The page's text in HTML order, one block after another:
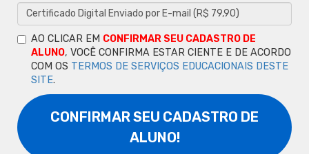
AO CLICAR EM CONFIRMAR SEU CADASTRO DE
ALUNO, VOCÊ CONFIRMA ESTAR CIENTE E DE ACORDO
COM OS TERMOS DE SERVIÇOS EDUCACIONAIS DESTE
SITE.
CONFIRMAR SEU CADASTRO DE
ALUNO!